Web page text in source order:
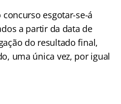
esgotar-se-á
a partir da data de
do resultado ﬁnal,
uma única vez, por igual